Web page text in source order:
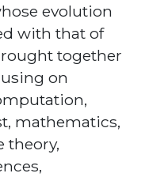
evolution
with that of
together
on
mathematics,
theory,